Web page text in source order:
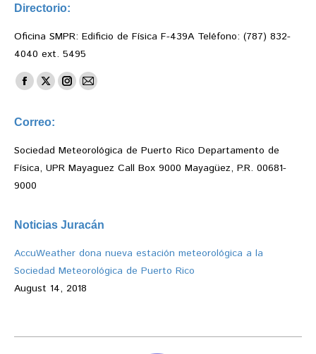
Directorio:
Oficina SMPR: Edificio de Física F-439A Teléfono: (787) 832-
4040 ext. 5495
Find us on:
Facebook
opens
in
new
window
X
opens
new
Instagram
in
new
Mail
Correo:
Sociedad Meteorológica de Puerto Rico Departamento de
Física, UPR Mayaguez Call Box 9000 Mayagüez, P.R. 00681-
9000
Noticias Juracán
AccuWeather dona nueva estación meteorológica a la
Sociedad Meteorológica de Puerto Rico
August 14, 2018